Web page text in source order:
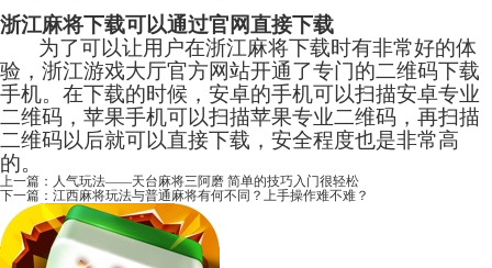
浙江麻将下载可以通过官网直接下载
为了可以让用户在浙江麻将下载时有非常好的体
验，浙江游戏大厅官方网站开通了专门的二维码下载
手机。在下载的时候，安卓的手机可以扫描安卓专业
二维码，苹果手机可以扫描苹果专业二维码，再扫描
二维码以后就可以直接下载，安全程度也是非常高
的。
上一篇： 人气玩法——天台麻将三阿磨 简单的技巧入门很轻松
下一篇： 江西麻将玩法与普通麻将有何不同？上手操作难不难？